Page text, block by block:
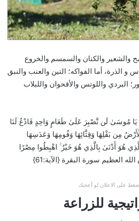
والشعير والكتان والسمسم والخروع
و الذرة، أما الفواكه؛ التين والعنب والنبق
البردي واللوتس والأقحوان واللبلاب
يَا مُوسَىٰ لَن نَّصْبِرَ عَلَىٰ طَعَامٍ وَاحِدٍ فَادْعُ لَنَا
مِن بَقْلِهَا وَقِثَّائِهَا وَفُومِهَا وَعَدَسِهَا
هُوَ أَدْنَىٰ بِالَّذِي هُوَ خَيْرٌ ۚ اهْبِطُوا مِصْرًا
العظيم سورة البقرة {الآية:61}
على الاعلان لو أعجبك
للزراعة